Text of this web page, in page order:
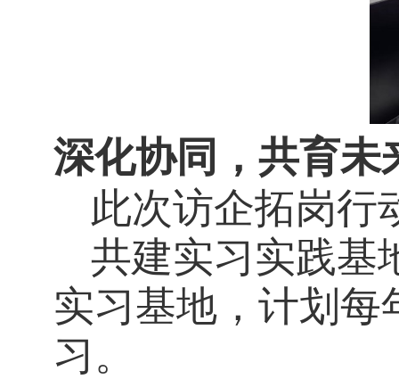
深化协同，共育未
此次访企拓岗行
共建实习实践基
实习基地，计划每
习。